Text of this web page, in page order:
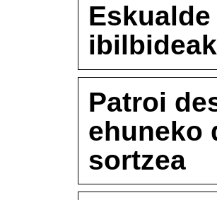
Patroi
ehuneko
sortzea